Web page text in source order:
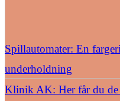
Spillautomater: En
underholdning
Klinik AK: Her får du de